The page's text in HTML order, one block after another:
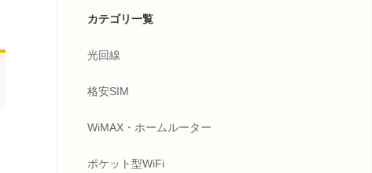
カテゴリ一覧
光回線
格安SIM
WiMAX・ホームルーター
ポケット型WiFi